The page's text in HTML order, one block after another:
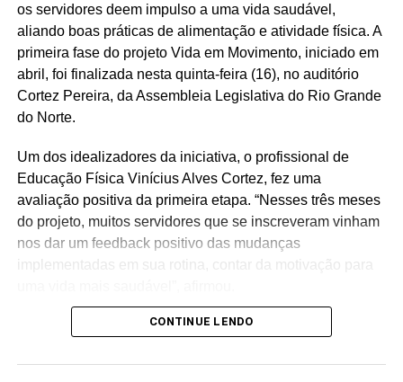
políticas públicas voltadas à promoção da igualdade de
gênero, ao enfrentamento da violência contra a mulher e
ao fortalecimento das ações de escuta e acolhimento no
serviço público.
os servidores deem impulso a uma vida saudável,
aliando boas práticas de alimentação e atividade física. A
primeira fase do projeto Vida em Movimento, iniciado em
abril, foi finalizada nesta quinta-feira (16), no auditório
Cortez Pereira, da Assembleia Legislativa do Rio Grande
do Norte.
Um dos idealizadores da iniciativa, o profissional de
Educação Física Vinícius Alves Cortez, fez uma
avaliação positiva da primeira etapa. “Nesses três meses
do projeto, muitos servidores que se inscreveram vinham
nos dar um feedback positivo das mudanças
implementadas em sua rotina, contar da motivação para
Ele e a nutricionista Michele da Silva Félix, ambos da
vinculada à Diretoria de Gestão de Pessoas, elaboraram
CONTINUE LENDO